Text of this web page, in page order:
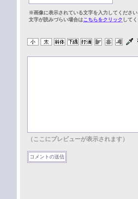
※画像に表示されている文字を入力してくださ
文字が読みづらい場合はこちらをクリック して
（ここにプレビューが表示されます）